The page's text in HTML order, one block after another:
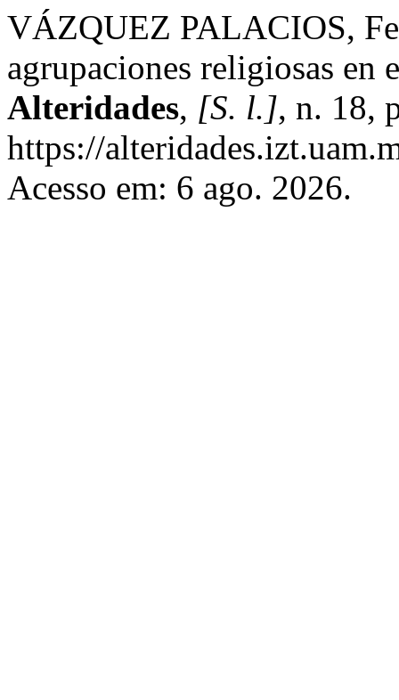
VÁZQUEZ PALACIOS,
agrupaciones religiosas en
Alteridades, [S. l.], n. 18,
https://
Acesso em: 6 ago. 2026.